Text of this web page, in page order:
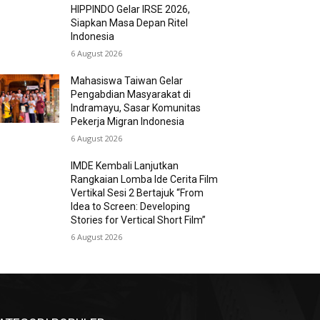
HIPPINDO Gelar IRSE 2026,
Siapkan Masa Depan Ritel
Indonesia
6 August 2026
Mahasiswa Taiwan Gelar
Pengabdian Masyarakat di
Indramayu, Sasar Komunitas
Pekerja Migran Indonesia
6 August 2026
IMDE Kembali Lanjutkan
Rangkaian Lomba Ide Cerita Film
Vertikal Sesi 2 Bertajuk “From
Idea to Screen: Developing
Stories for Vertical Short Film”
6 August 2026